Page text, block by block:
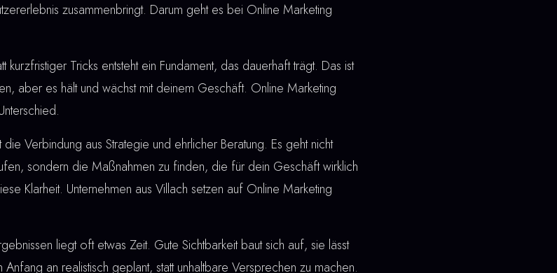
zusammenbringt. Darum geht es bei Online Marketing
Tricks entsteht ein Fundament, das dauerhaft trägt. Das ist
aber es hält und wächst mit deinem Geschäft. Online Marketing
Verbindung aus Strategie und ehrlicher Beratung. Es geht nicht
sondern die Maßnahmen zu finden, die für dein Geschäft wirklich
Klarheit. Unternehmen aus Villach setzen auf Online Marketing
liegt oft etwas Zeit. Gute Sichtbarkeit baut sich auf, sie lässt
an realistisch geplant, statt unhaltbare Versprechen zu machen.